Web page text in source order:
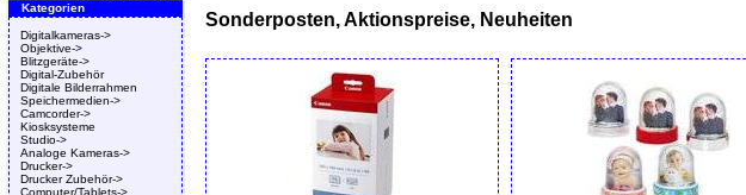
Kategorien
Digitalkameras->
Objektive->
Blitzgeräte->
Digital-Zubehör
Digitale Bilderrahmen
Speichermedien->
Camcorder->
Kiosksysteme
Studio->
Analoge Kameras->
Drucker->
Drucker Zubehör->
Computer/Tablets->
Sonderposten, Aktionspreise, Neuheiten